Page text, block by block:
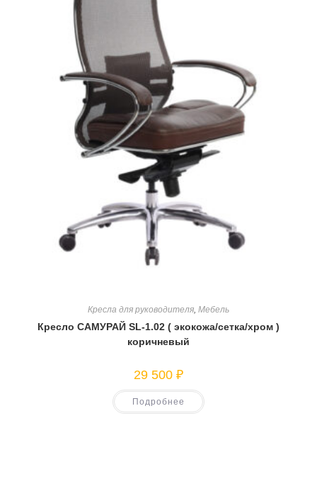
Кресла для руководителя, Мебель
Кресло САМУРАЙ SL-1.02 ( экокожа/сетка/хром )
коричневый
29 500 ₽
Подробнее